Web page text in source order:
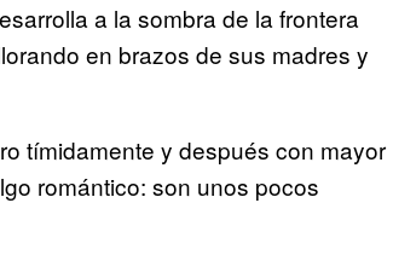
a la sombra de la frontera
en brazos de sus madres y
tímidamente y después con mayor
romántico: son unos pocos